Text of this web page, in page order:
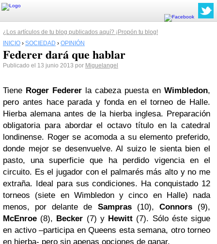
¿Los artículos de tu blog publicados aquí? ¡Propón tu blog!
INICIO › SOCIEDAD › OPINIÓN
Federer dará que hablar
Publicado el 13 junio 2013 por Miguelangel
Tiene Roger Federer la cabeza puesta en Wimbledon,
pero antes hace parada y fonda en el torneo de Halle.
Hierba alemana antes de la hierba inglesa. Preparación
obligatoria para abordar el octavo título en la catedral
londinense. Roger se acomoda a su elemento preferido,
donde mejor se desenvuelve. Al suizo le sienta bien el
pasto, una superficie que ha perdido vigencia en el
circuito. Es el jugador con el palmarés más alto y no me
extraña. Ideal para sus condiciones. Ha conquistado 12
torneos (siete en Wimbledon y cinco en Halle) nada
menos, por delante de Sampras(10), Connors (9),
McEnroe (8), Becker (7) y Hewitt (7). Sólo éste sigue
en activo –participa en Queens esta semana, otro torneo
en hierba- pero sin apenas opciones de ganar.